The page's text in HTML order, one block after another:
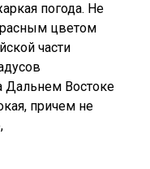
погода. Не
цветом
части
Востоке
причем не